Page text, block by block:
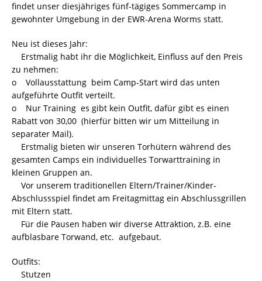
findet unser diesjähriges fünf-tägiges Sommercamp in
gewohnter Umgebung in der EWR-Arena Worms statt.
Neu ist dieses Jahr:
 Erstmalig habt ihr die Möglichkeit, Einfluss auf den Preis
zu nehmen:
o Vollausstattung  beim Camp-Start wird das unten
aufgeführte Outfit verteilt.
o Nur Training  es gibt kein Outfit, dafür gibt es einen
Rabatt von 30,00  (hierfür bitten wir um Mitteilung in
separater Mail).
 Erstmalig bieten wir unseren Torhütern während des
gesamten Camps ein individuelles Torwarttraining in
kleinen Gruppen an.
 Vor unserem traditionellen Eltern/Trainer/Kinder-
Abschlussspiel findet am Freitagmittag ein Abschlussgrillen
mit Eltern statt.
 Für die Pausen haben wir diverse Attraktion, z.B. eine
aufblasbare Torwand, etc. aufgebaut.
Outfits:
 Stutzen